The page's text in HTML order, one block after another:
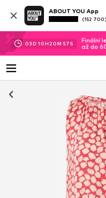
ABOUT YOU App
(152 700)
03D 10H 20M 56 S
Finální
až do